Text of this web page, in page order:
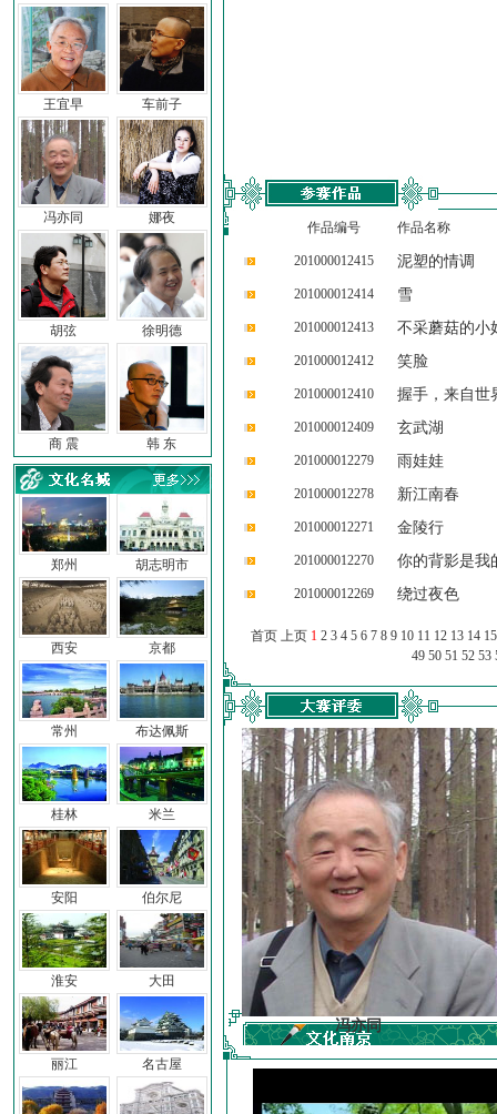
王宜早 车前子
冯亦同 娜夜
胡弦 徐明德
商 震 韩 东
郑州
西安
常州
桂林
安阳
淮安
丽江
胡志明市
京都
布达佩斯
米兰
伯尔尼
大田
名古屋
作品编号 作品名称
201000012415 泥塑的情调
201000012414 雪
201000012413 不采蘑菇的小
201000012412 笑脸
201000012410 握手，来自世
201000012409 玄武湖
201000012279 雨娃娃
201000012278 新江南春
201000012271 金陵行
201000012270 你的背影是我
201000012269 绕过夜色
首页 上页 1 2 3 4 5 6 7 8 9 10 11 12 13 14 15
49 50 51 52 53
前子 冯亦同